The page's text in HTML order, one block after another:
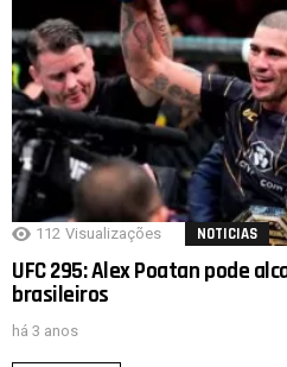
112 Visualizações NOTICIAS
UFC 295: Alex Poatan pode
brasileiros
há 3 anos